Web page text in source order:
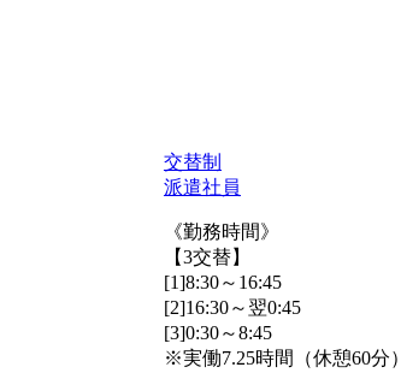
交替制
派遣社員
《勤務時間》
【3交替】
[1]8:30～16:45
[2]16:30～翌0:45
[3]0:30～8:45
※実働7.25時間（休憩60分）